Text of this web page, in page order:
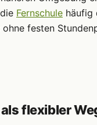
Fernschule häufig
festen
flexibler